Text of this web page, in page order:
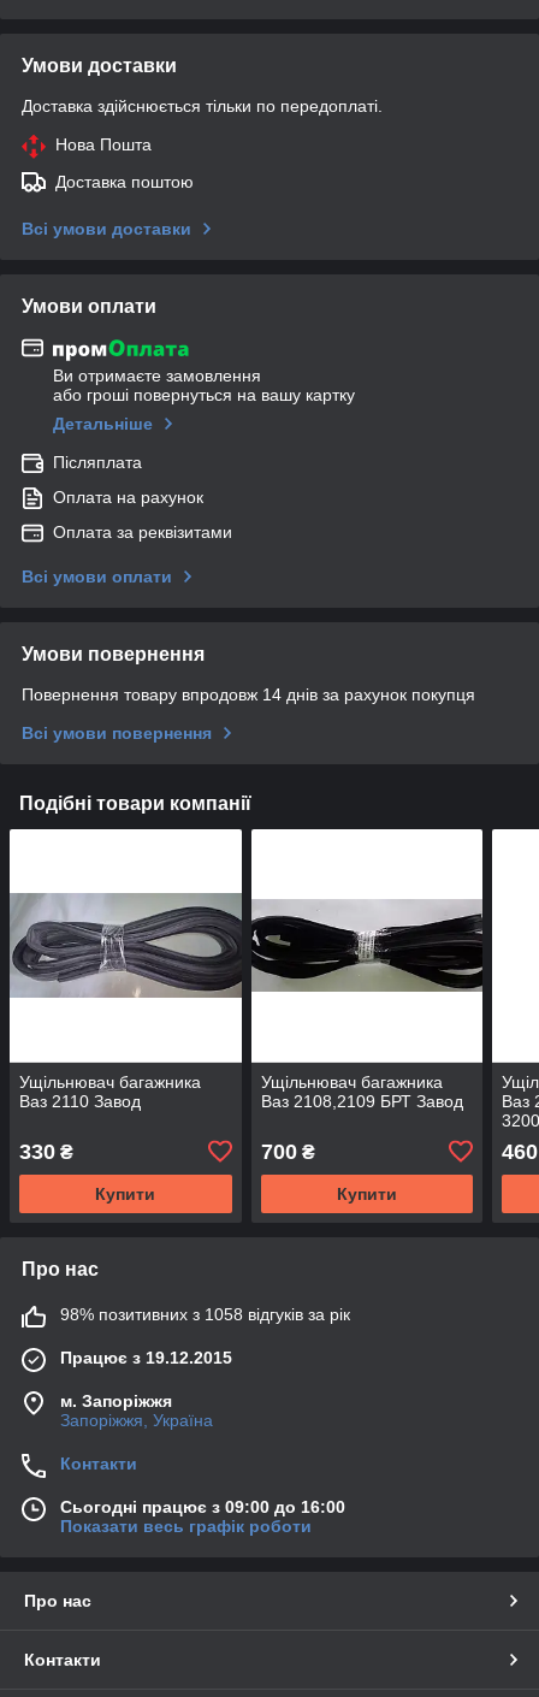
Умови доставки
Доставка здійснюється тільки по передоплаті.
Нова Пошта
Доставка поштою
Всі умови доставки
Умови оплати
Ви отримаєте замовлення
або гроші повернуться на вашу картку
Детальніше
Післяплата
Оплата на рахунок
Оплата за реквізитами
Всі умови оплати
Умови повернення
Повернення товару впродовж 14 днів за рахунок покупця
Всі умови повернення
Подібні товари компанії
Ущільнювач багажника
Ваз 2110 Завод
330 ₴
Купити
Ущільнювач багажника
Ваз 2108,2109 БРТ Завод
700₴
Купити
Ваз
460
Про нас
98% позитивних з 1058 відгуків за рік
Працює з 19.12.2015
м. Запоріжжя
Запоріжжя, Україна
Контакти
Сьогодні працює з 09:00 до 16:00
Показати весь графік роботи
Про нас
Контакти